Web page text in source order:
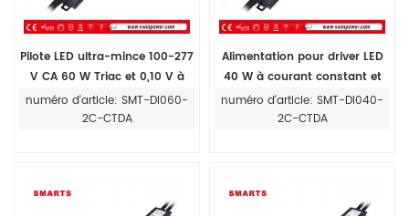
Pilote LED ultra-mince 100-277
V CA 60 W Triac et 0,10 V à
courant constant dimmable,
étanche IP67
numéro d'article: SMT-DI060-
2C-CTDA
Alimentation pour driver LED
40 W à courant constant et
triac de classe 2 et variateur
0-10 V CCT pour extérieur
numéro d'article: SMT-DI040-
2C-CTDA